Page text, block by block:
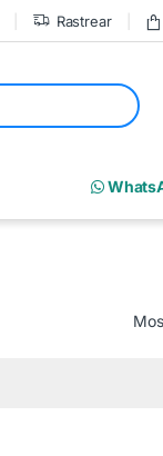
Rastrear